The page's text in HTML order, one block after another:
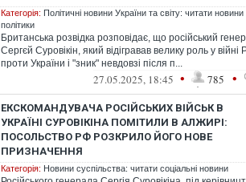
Категорія: Політичні новини України та світу: читати новини
політики
Британська розвідка розповідає, що російський
Сергєй Суровікін, який відігравав велику роль у війні
проти України і "зник" невдовзі після п...
27.05.2025, 18:45 • 785 •
ЕКСКОМАНДУВАЧА РОСІЙСЬКИХ ВІЙСЬК В
УКРАЇНІ СУРОВІКІНА ПОМІТИЛИ В АЛЖИРІ:
ПОСОЛЬСТВО РФ РОЗКРИЛО ЙОГО НОВЕ
ПРИЗНАЧЕННЯ
Категорія: Новини суспільства: читати соціальні новини